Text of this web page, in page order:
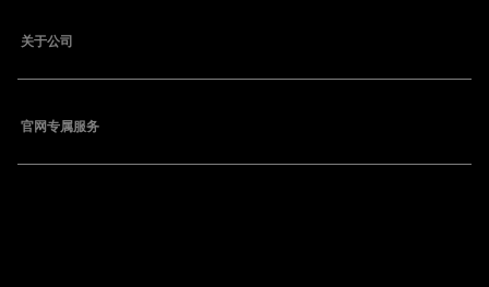
关于公司
官网专属服务